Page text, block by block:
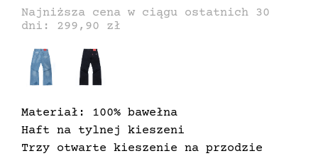
Najniższa cena w ciągu ostatnich 30
dni: 299,90 zł
Materiał: 100% bawełna
Haft na tylnej kieszeni
Trzy otwarte kieszenie na przodzie